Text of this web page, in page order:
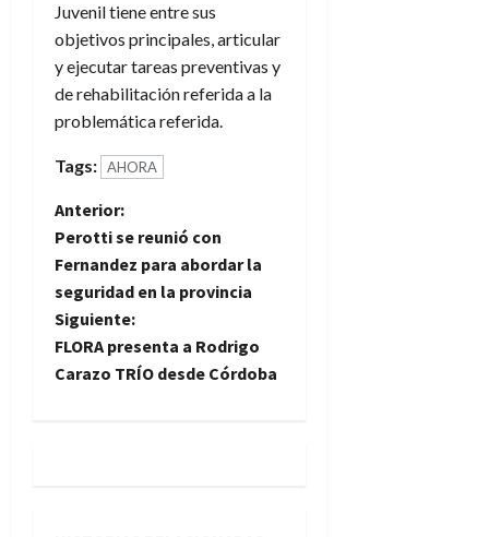
Juvenil tiene entre sus
objetivos principales, articular
y ejecutar tareas preventivas y
de rehabilitación referida a la
problemática referida.
Tags: AHORA
N
a
v
e
Anterior:
Perotti se reunió con
Fernandez para abordar la
seguridad en la provincia
Siguiente:
FLORA presenta a Rodrigo
Carazo TRÍO desde Córdoba